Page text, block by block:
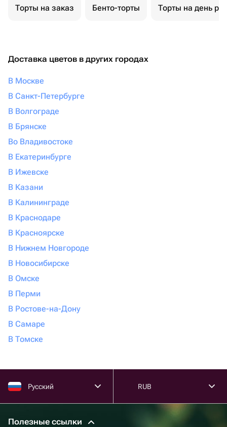
Торты на заказ Бенто-торты Торты на день
Доставка цветов в других городах
В Москве
В Санкт-Петербурге
В Волгограде
В Брянске
Во Владивостоке
В Екатеринбурге
В Ижевске
В Казани
В Калининграде
В Краснодаре
В Красноярске
В Нижнем Новгороде
В Новосибирске
В Омске
В Перми
В Ростове-на-Дону
В Самаре
В Томске
Русский RUB
Полезные ссылки